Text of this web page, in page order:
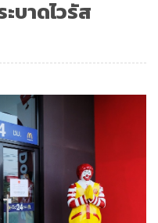
บาดไวรัส